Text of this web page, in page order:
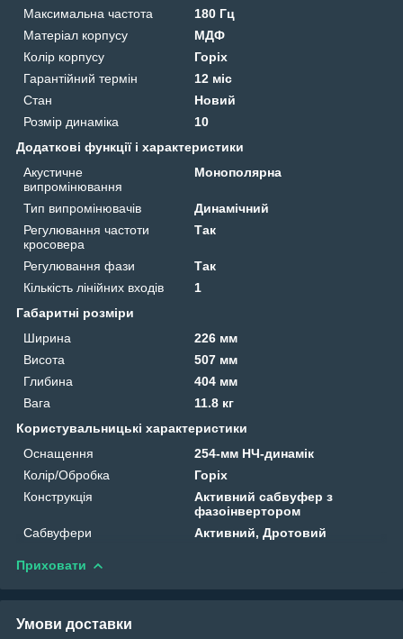
Максимальна частота
180 Гц
Матеріал корпусу
МДФ
Колір корпусу
Горіх
Гарантійний термін
12 міс
Стан
Новий
Розмір динаміка
10
Додаткові функції і характеристики
Акустичне
випромінювання
Монополярна
Тип випромінювачів
Динамічний
Регулювання частоти
кросовера
Так
Регулювання фази
Так
Кількість лінійних входів
1
Габаритні розміри
Ширина
226 мм
Висота
507 мм
Глибина
404 мм
Вага
11.8 кг
Користувальницькі характеристики
Оснащення
254-мм НЧ-динамік
Колір/Обробка
Горіх
Конструкція
Активний сабвуфер з
фазоінвертором
Сабвуфери
Активний, Дротовий
Приховати
Умови доставки